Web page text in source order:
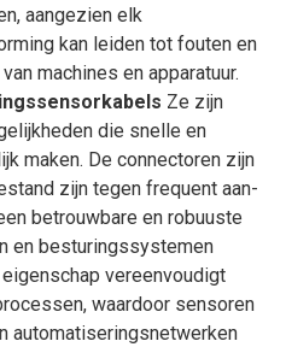
aangezien elk
kan leiden tot fouten en
machines en apparatuur.
Ze zijn
die snelle en
maken. De connectoren zijn
zijn tegen frequent aan-
betrouwbare en robuuste
en besturingssystemen
vereenvoudigt
waardoor sensoren
automatiseringsnetwerken